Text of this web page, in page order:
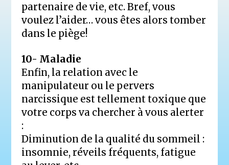
partenaire de vie, etc. Bref, vous
voulez l’aider… vous êtes alors tomber
dans le piège!
10- Maladie
Enfin, la relation avec le
manipulateur ou le pervers
narcissique est tellement toxique que
votre corps va chercher à vous alerter
:
Diminution de la qualité du sommeil :
insomnie, réveils fréquents, fatigue